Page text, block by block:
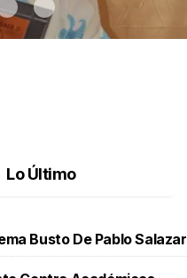
Lo Último
Busto De Pablo Salazar